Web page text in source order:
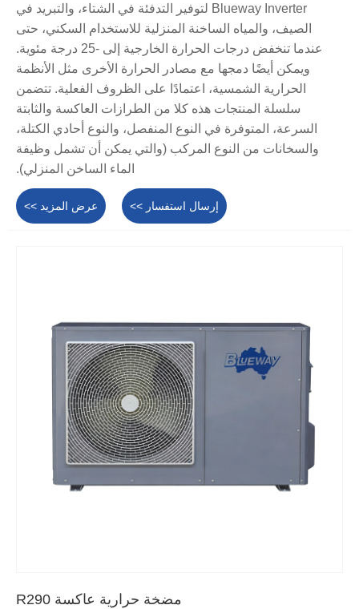
Blueway Inverter لتوفير التدفئة في الشتاء، والتبريد في
الصيف، والمياه الساخنة المنزلية للاستخدام السكني، حتى
عندما تنخفض درجات الحرارة الخارجية إلى -25 درجة مئوية.
ويمكن أيضًا دمجها مع مصادر الحرارة الأخرى مثل الأنظمة
الحرارية الشمسية، اعتمادًا على الظروف الفعلية. تتضمن
سلسلة المنتجات هذه كلا من الطرازات العاكسة والثابتة
السرعة، المتوفرة في النوع المنفصل، والنوع أحادي الكتلة،
والسخانات من النوع المركب (والتي يمكن أن تشمل وظيفة
الماء الساخن المنزلي).
عرض المزيد >> إرسال استفسار >>
مضخة حرارية عاكسة R290